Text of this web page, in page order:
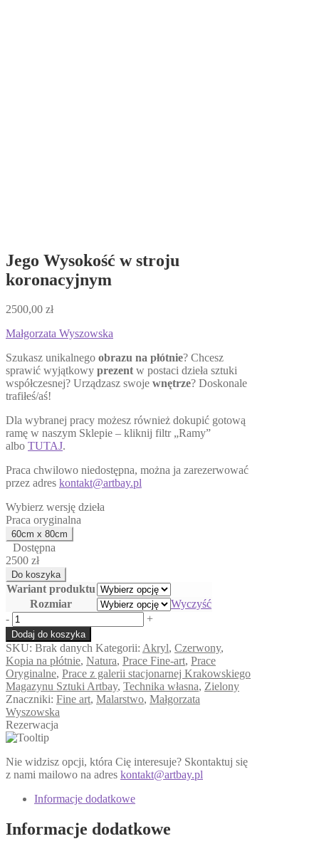
Jego Wysokość w stroju
koronacyjnym
2500,00 zł
Małgorzata Wyszowska
Szukasz unikalnego obrazu na płótnie? Chcesz
sprawić wyjątkowy prezentw postaci dzieła sztuki
współczesnej? Urządzasz swoje wnętrze? Doskonale
trafiłeś/aś!
Dla wybranej pracy możesz również dokupić gotową
ramę w naszym Sklepie – kliknij filtr „Ramy”
albo TUTAJ.
Praca chwilowo niedostępna, można ja zarezerwować
przez adres kontakt@artbay.pl
Wybierz wersję dzieła
Praca oryginalna
Dostępna
2500 zł
Wariant produktu
Rozmiar
Wyczyść
ilość
Jego
Wysokość
w
stroju
koronacyjnym
- +
Dodaj do koszyka
SKU: Brak danych Kategorii: Akryl, Czerwony,
Kopia na płótnie, Natura, Prace Fine-art, Prace
Oryginalne, Prace z galerii stacjonarnej Krakowskiego
Magazynu Sztuki Artbay, Technika własna, Zielony
Znaczniki: Fine art, Malarstwo, Małgorzata
Wyszowska
Rezerwacja
Nie widzisz opcji, która Cię interesuje? Skontaktuj się
z nami mailowo na adres kontakt@artbay.pl
Informacje dodatkowe
Informacje dodatkowe